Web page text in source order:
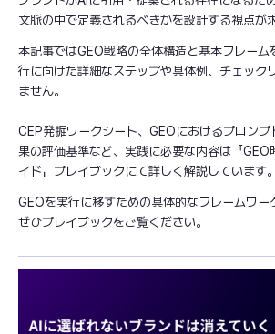
文脈の中で定義されるべきかを設計する視点が
本記事ではGEO戦略の全体構造と基本フレーム
行に向けた詳細なステップや具体例、チェック
ません。
CEP発掘ワークシート、GEOにおけるプロン
果の評価基準など、実践に必要な内容は『GEO
イド』プレイブックにて詳しく解説しています。
GEOを実行に移すための具体的なフレームワー
ぜひプレイブックをご覧ください。